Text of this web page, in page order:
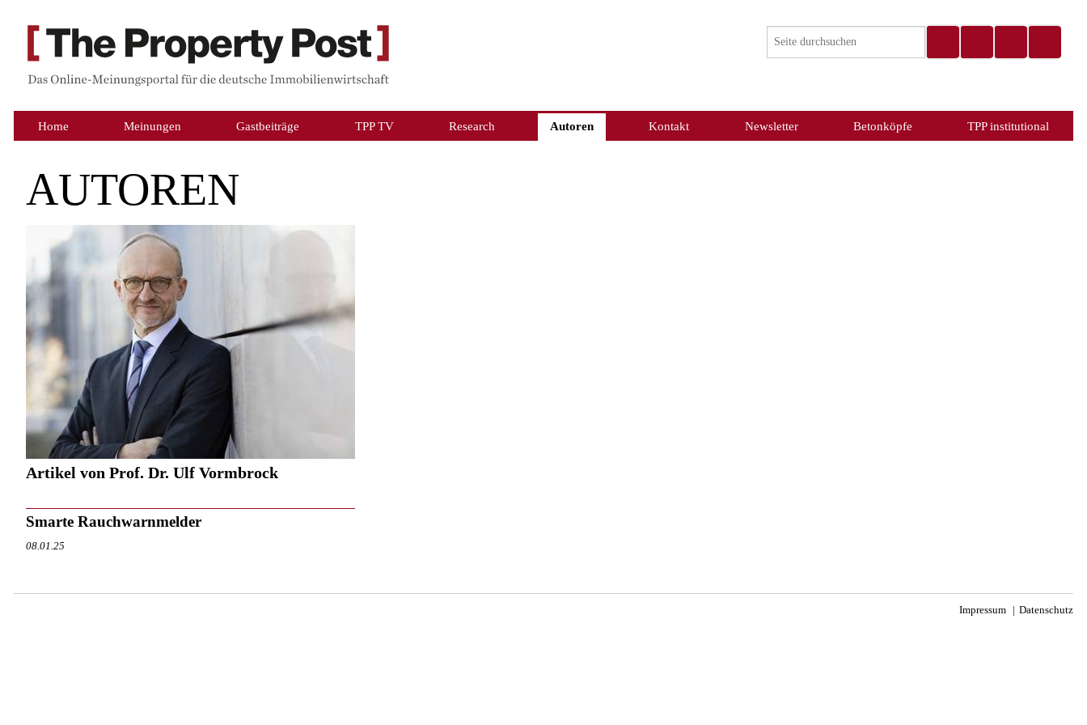
Home Meinungen Gastbeiträge TPP TV Research Autoren Kontakt Newsletter Betonköpfe TPP institutional
AUTOREN
Artikel von Prof. Dr. Ulf Vormbrock
Smarte Rauchwarnmelder
08.01.25
Impressum Datenschutz